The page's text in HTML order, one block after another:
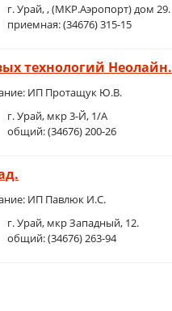
г. Урай, , (МКР.Аэропорт) дом 29.
приемная: (34676) 315-15
технологий Неолайн.
ИП Протащук Ю.В.
г. Урай, мкр 3-Й, 1/А
общий: (34676) 200-26
ИП Павлюк И.С.
г. Урай, мкр Западный, 12.
общий: (34676) 263-94